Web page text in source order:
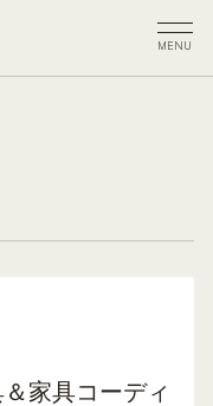
家具コーディ